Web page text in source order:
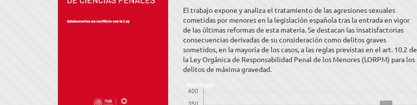
artículo
artículo
El trabajo expone y analiza el tratamiento de las agresiones sexuales
cometidas por menores en la legislación española tras la entrada en vigor
de las últimas reformas de esta materia. Se destacan las insatisfactorias
consecuencias derivadas de su consideración como delitos graves
sometidos, en la mayoría de los casos, a las reglas previstas en el art. 10.2 de
la Ley Orgánica de Responsabilidad Penal de los Menores (LORPM) para los
delitos de máxima gravedad.
Descargas